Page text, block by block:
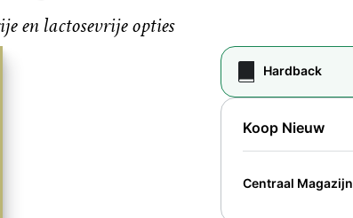
en lactosevrije opties
Hardback
Koop Nieuw
Centraal Magazijn